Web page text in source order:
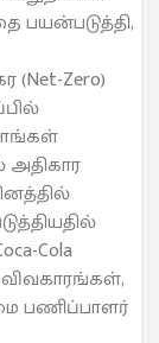
பயன்படுத்தி,
Zero)
அதிகார
Cola
விவகாரங்கள்,
பணிப்பாளர்